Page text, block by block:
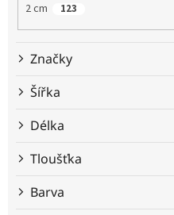
2 cm 123
Značky
Šířka
Délka
Tloušťka
Barva